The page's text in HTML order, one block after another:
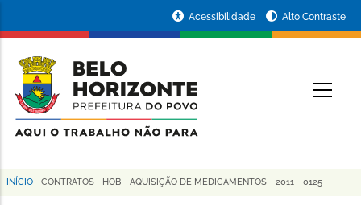
conteúdo
principal
da
Prefeitura
de
Horizonte
Acessibilidade Alto Contraste
Trilha
INÍCIO - CONTRATOS - HOB - AQUISIÇÃO DE MEDICAMENTOS - 2011 - 0125